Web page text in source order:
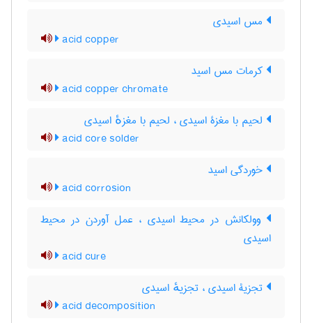
مس اسیدی
acid copper
کرمات مس اسید
acid copper chromate
لحیم با مغزۀ اسیدی ، لحیم با مغزهٔ اسیدی
acid core solder
خوردگی اسید
acid corrosion
وولکانش در محیط اسیدی ، عمل آوردن در محیط
اسیدی
acid cure
تجزیۀ اسیدی ، تجزیهٔ اسیدی
acid decomposition